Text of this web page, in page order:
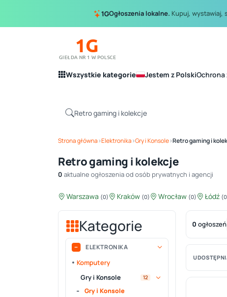
1GOgłoszenia lokalne. Kupuj, wystawiaj,
1G
GIEŁDA NR 1 W POLSCE
Wszystkie kategorie Jestem z PolskiOchrona
Strona główna›Elektronika›Gry i Konsole›Retro gaming i
Retro gaming i kolekcje
0 aktualne ogłoszenia od osób prywatnych i agencji
Warszawa (0) Kraków (0) Wrocław (0) Łódź
Kategorie
ELEKTRONIKA
Komputery
Gry i Konsole
12
Gry i Konsole
0 ogłoszeń